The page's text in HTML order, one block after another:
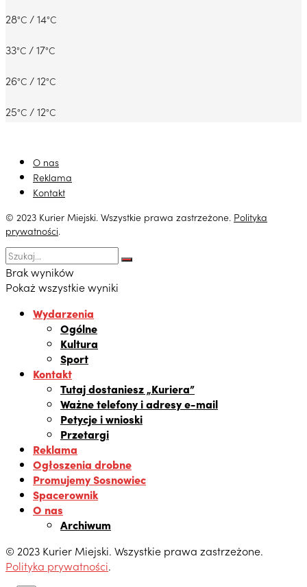
28°C / 14°C
33°C / 17°C
26°C / 12°C
25°C / 12°C
O nas
Reklama
Kontakt
© 2023 Kurier Miejski. Wszystkie prawa zastrzeżone. Polityka
prywatności.
Brak wyników
Pokaż wszystkie wyniki
Wydarzenia
Ogólne
Kultura
Sport
Kontakt
Tutaj dostaniesz „Kuriera”
Ważne telefony i adresy e-mail
Petycje i wnioski
Przetargi
Reklama
Ogłoszenia drobne
Promujemy Sosnowiec
Spacerownik
O nas
Archiwum
© 2023 Kurier Miejski. Wszystkie prawa zastrzeżone.
Polityka prywatności.